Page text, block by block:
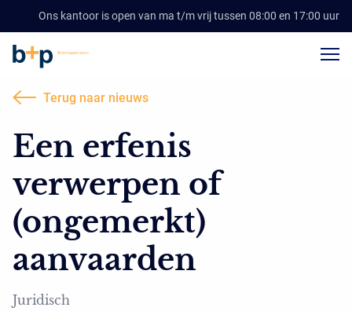
Ons kantoor is open van ma t/m vrij tussen 08:00 en 17:00 uur
Terug naar nieuws
Een erfenis
verwerpen of
(ongemerkt)
aanvaarden
Juridisch